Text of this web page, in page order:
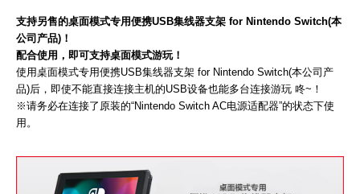
支持另售的桌面模式专用便携USB集线器支架 for Nintendo Switch(本
公司产品)！
配合使用，即可支持桌面模式游玩！
使用桌面模式专用便携USB集线器支架 for Nintendo Switch(本公司产
品)后，即使不能直接连接主机的USB设备也能多台连接游玩 咚~！
※请务必在连接了原装的“Nintendo Switch AC电源适配器”的状态下使
用。